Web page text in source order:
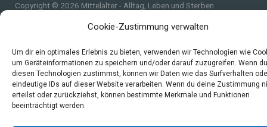
Cookie-Zustimmung verwalten
Um dir ein optimales Erlebnis zu bieten, verwenden wir Technologien wie
um Geräteinformationen zu speichern und/oder darauf zuzugreifen. Wenn du
diesen Technologien zustimmst, können wir Daten wie das Surfverhalten
eindeutige IDs auf dieser Website verarbeiten. Wenn du deine Zustimmung
erteilst oder zurückziehst, können bestimmte Merkmale und Funktionen
beeinträchtigt werden.
Copyright © 2026 Mittelalter - Alltag, Leben und Sterben
Impressum
Quellen
Index